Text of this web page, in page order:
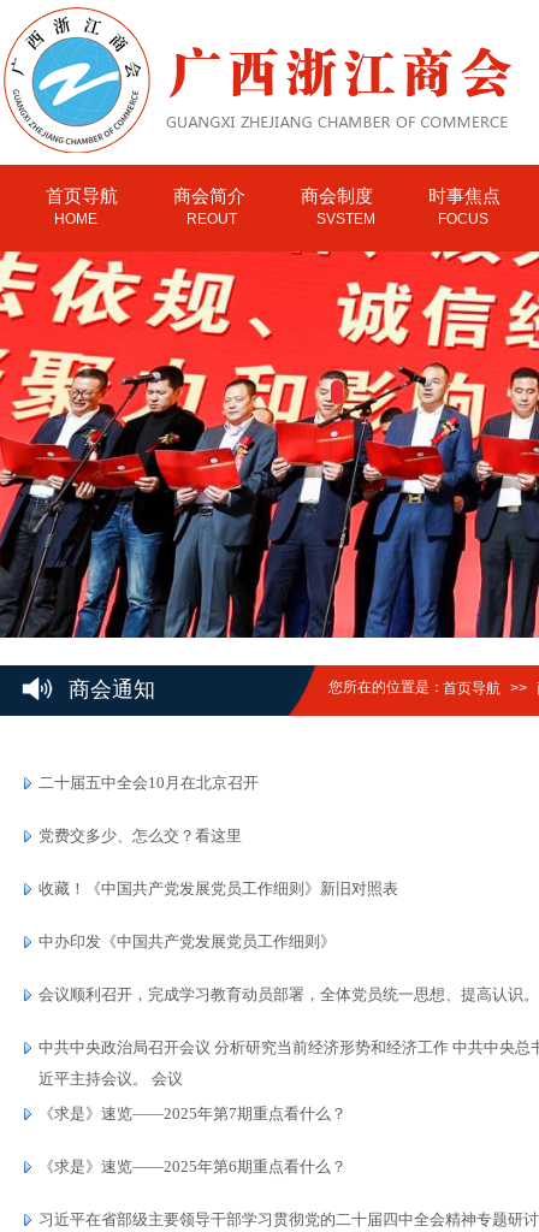
首页导航 商会简介 商会制度 时事焦点
HOME REOUT SVSTEM FOCUS
商会通知 您所在的位置是：首页导航 >>
二十届五中全会10月在北京召开
党费交多少、怎么交？看这里
收藏！《中国共产党发展党员工作细则》新旧对照表
中办印发《中国共产党发展党员工作细则》
会议顺利召开，完成学习教育动员部署，全体党员统一思想、提高认识
中共中央政治局召开会议 分析研究当前经济形势和经济工作 中共中央
近平主持会议。 会议
《求是》速览——2025年第7期重点看什么？
《求是》速览——2025年第6期重点看什么？
习近平在省部级主要领导干部学习贯彻党的二十届四中全会精神专题研